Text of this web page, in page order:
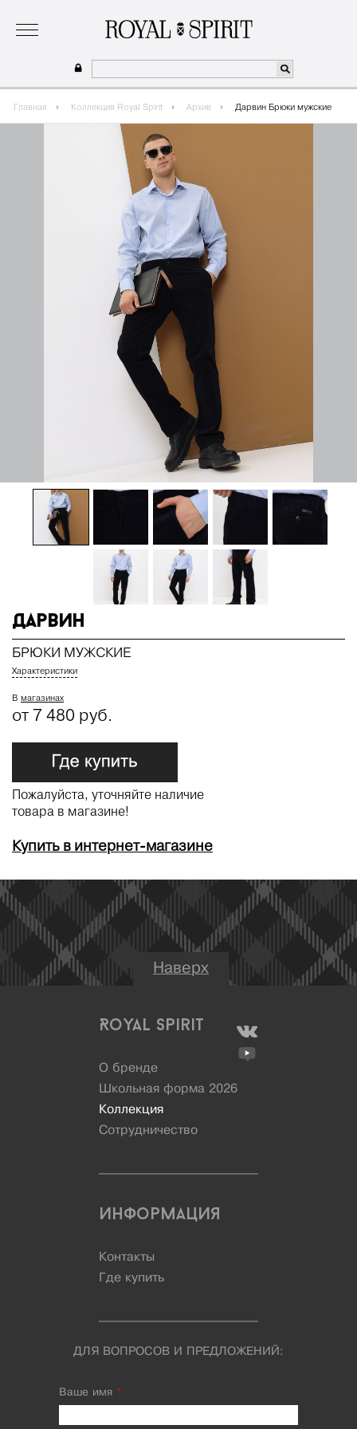
сотрудничество где купить
Главная Коллекция Royal Spirit Архив Дарвин Брюки мужские
Дарвин
БРЮКИ МУЖСКИЕ
Характеристики
В магазинах
от 7 480 руб.
Пожалуйста, уточняйте наличие
товара в магазине!
Купить в интернет-магазине
Наверх
Royal Spirit
О бренде
Школьная форма 2026
Коллекция
Сотрудничество
Информация
Контакты
Где купить
ДЛЯ ВОПРОСОВ И ПРЕДЛОЖЕНИЙ:
Ваше имя *